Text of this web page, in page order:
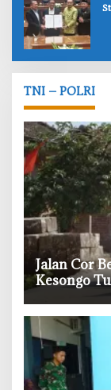
TNI – POLRI
‎Jalan Cor
Kesongo